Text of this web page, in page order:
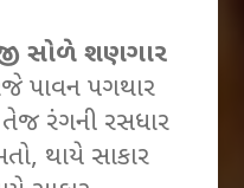
સોળે શણગાર
પાવન પગથાર
રંગની રસધાર
થાયે સાકાર